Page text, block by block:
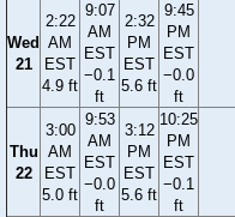
Wed
21
2:22
AM
EST
4.9 ft
9:07
AM
EST
−0.1
ft
2:32
PM
EST
5.6 ft
9:45
PM
EST
−0.0
ft
Thu
22
3:00
AM
EST
5.0 ft
9:53
AM
EST
−0.0
ft
3:12
PM
EST
5.6 ft
10:25
PM
EST
−0.1
ft